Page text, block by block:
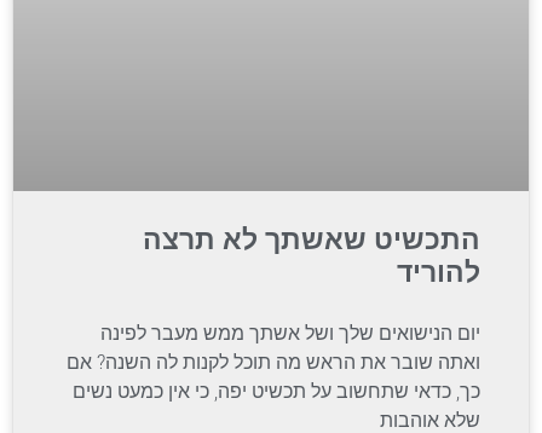
התכשיט שאשתך לא תרצה
להוריד
יום הנישואים שלך ושל אשתך ממש מעבר לפינה
ואתה שובר את הראש מה תוכל לקנות לה השנה? אם
כך, כדאי שתחשוב על תכשיט יפה, כי אין כמעט נשים
שלא אוהבות